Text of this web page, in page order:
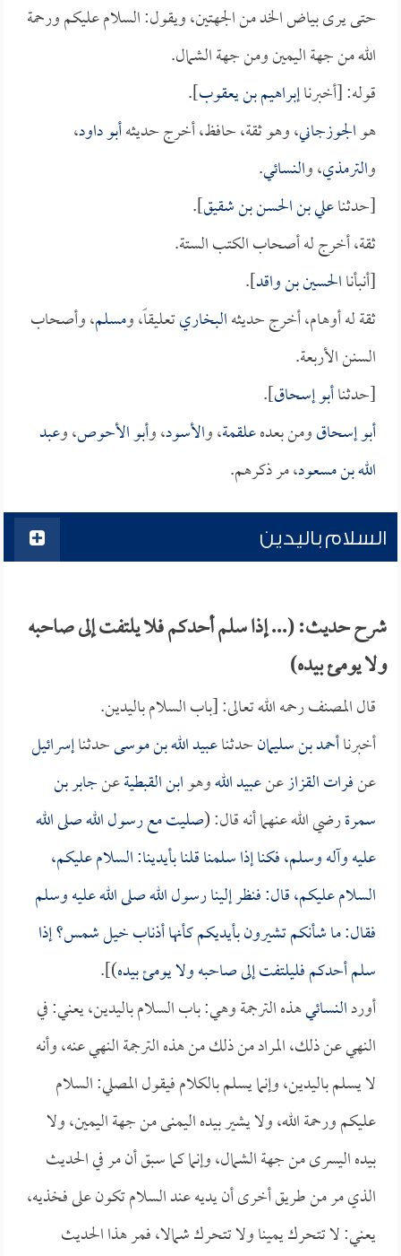
حتى يرى بياض الخد من الجهتين، ويقول: السلام عليكم ورحمة
الله من جهة اليمين ومن جهة الشمال.
قوله: [أخبرناإبراهيم بن يعقوب].
هوالجوزجاني، وهو ثقة، حافظ، أخرج حديثهأبو داود،
والترمذي، والنسائي.
[حدثناعلي بن الحسن بن شقيق].
ثقة، أخرج له أصحاب الكتب الستة.
[أنبأناالحسين بن واقد].
ثقة له أوهام، أخرج حديثهالبخاريتعليقاً، ومسلم، وأصحاب
السنن الأربعة.
[حدثناأبو إسحاق].
أبو إسحاقومن بعدهعلقمة، والأسود، وأبو الأحوص، وعبد
الله بن مسعود، مر ذكرهم.
السلام باليدين
شرح حديث: (... إذا سلم أحدكم فلا يلتفت إلى صاحبه
ولا يومئ بيده)
قال المصنف رحمه الله تعالى: [باب السلام باليدين.
أخبرناأحمد بن سليمانحدثناعبيد الله بن موسىحدثناإسرائيل
عنفرات القزازعنعبيد اللهوهوابن القبطيةعنجابر بن
سمرةرضي الله عنهما أنه قال: (صليت مع رسول الله صلى الله
عليه وآله وسلم، فكنا إذا سلمنا قلنا بأيدينا: السلام عليكم،
السلام عليكم، قال: فنظر إلينا رسول الله صلى الله عليه وسلم
فقال: ما شأنكم تشيرون بأيديكم كأنها أذناب خيل شمس؟ إذا
سلم أحدكم فليلتفت إلى صاحبه ولا يومئ بيده)].
أوردالنسائيهذه الترجمة وهي: باب السلام باليدين، يعني: في
النهي عن ذلك، المراد من ذلك من هذه الترجمة النهي عنه، وأنه
لا يسلم باليدين، وإنما يسلم بالكلام فيقول المصلي: السلام
عليكم ورحمة الله، ولا يشير بيده اليمنى من جهة اليمين، ولا
بيده اليسرى من جهة الشمال، وإنما كما سبق أن مر في الحديث
الذي مر من طريق أخرى أن يديه عند السلام تكون على فخذيه،
يعني: لا تتحرك يمينا ولا تتحرك شمالا، فمر هذا الحديث